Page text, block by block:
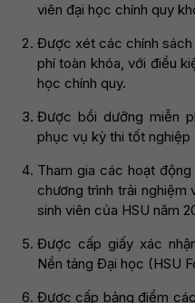
viên đại học chính quy
Được xét các chính sách
phí toàn khóa, với điều
học chính quy.
Được bồi dưỡng miễn
phục vụ kỳ thi tốt nghiệp
Tham gia các hoạt
chương trình trải
sinh viên của HSU năm
Được cấp giấy xác
Nền tảng Đại học (HSU
Được cấp bảng điểm